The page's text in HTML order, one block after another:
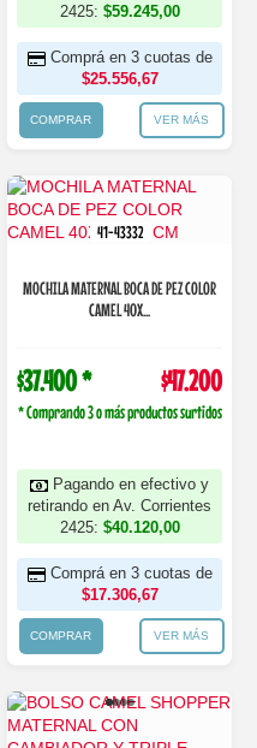
2425: $59.245,00
Comprá en 3 cuotas de
$25.556,67
COMPRAR VER MÁS
41-43332
MOCHILA MATERNAL BOCA DE PEZ COLOR
CAMEL 40X...
$37.400 * $47.200
* Comprando 3 o más productos surtidos
Pagando en efectivo y
retirando en Av. Corrientes
2425: $40.120,00
Comprá en 3 cuotas de
$17.306,67
COMPRAR VER MÁS